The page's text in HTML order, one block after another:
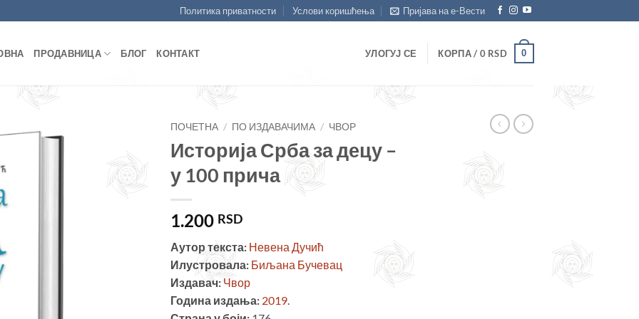
Политика приватности Услови коришћења Пријава на е-Вести
ПРОДАВНИЦА БЛОГ КОНТАКТ УЛОГУЈ СЕ КОРПА / 0 RSD 0
Додајте
у листу
жеља
ПОЧЕТНА / ПО ИЗДАВАЧИМА / ЧВОР
Историја Срба за децу –
у 100 прича
1.200 RSD
Аутор текста: Невена Дучић
Илустровала: Биљана Бучевац
Издавач: Чвор
Година издања: 2019